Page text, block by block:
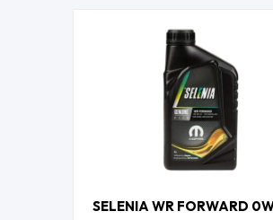
SELENIA WR FORWARD